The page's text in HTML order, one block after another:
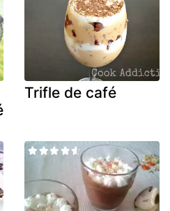
Trifle de café